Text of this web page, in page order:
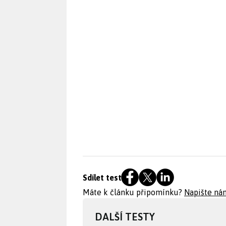
Sdílet test
Máte k článku připomínku? Napište
DALŠÍ TESTY